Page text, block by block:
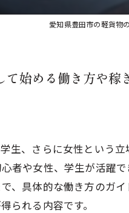
愛知県豊田市の軽貨物
始める働き方や稼
生、さらに女性という
者や女性、学生が活躍
、具体的な働き方のガ
られる内容です。